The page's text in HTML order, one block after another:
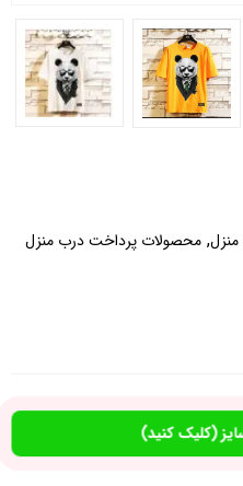
, محصولات پرداخت درب منزل
(کلیک کنید)